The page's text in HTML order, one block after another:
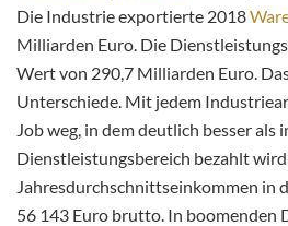
Die Industrie exportierte 2018
Milliarden Euro. Die
Wert von 290,7 Milliarden Euro.
Unterschiede. Mit jedem
Job weg, in dem deutlich besser als
Dienstleistungsbereich bezahlt
Jahresdurchschnittseinkommen in
56 143 Euro brutto. In boomenden